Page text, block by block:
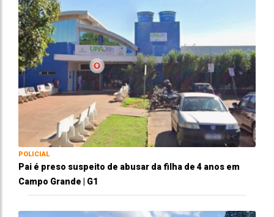
POLICIAL
Pai é preso suspeito de abusar da filha de 4 anos em
Campo Grande | G1